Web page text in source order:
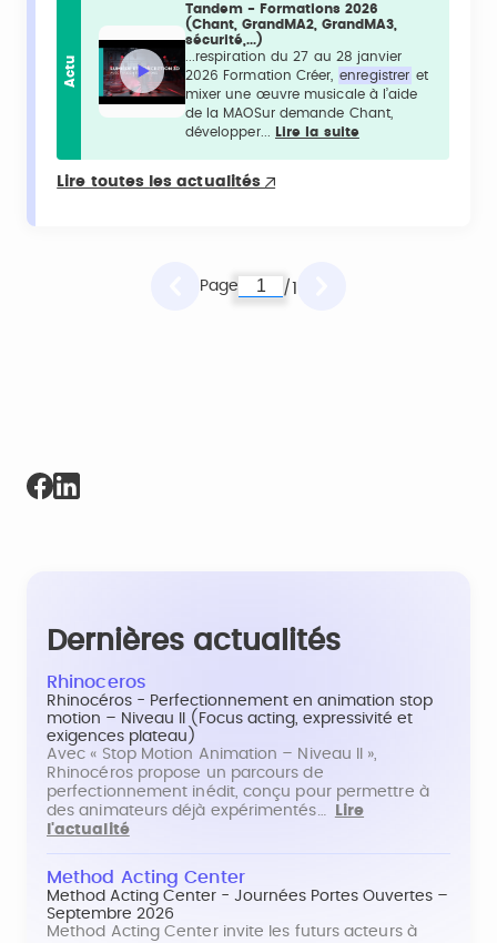
Actu
Tandem - Formations 2026
(Chant, GrandMA2, GrandMA3,
sécurité,...)
...respiration du 27 au 28 janvier
2026 Formation Créer,
enregistrer et
mixer une œuvre musicale à l’aide
de la MAOSur demande Chant,
développer...
Lire la suite
Lire toutes les actualités
Page / 1
Dernières actualités
Rhinoceros
Rhinocéros - Perfectionnement en animation stop
motion – Niveau II (Focus acting, expressivité et
exigences plateau)
Avec « Stop Motion Animation – Niveau II »,
Rhinocéros propose un parcours de
perfectionnement inédit, conçu pour permettre à
des animateurs déjà expérimentés…
Lire
l'actualité
Method Acting Center
Method Acting Center - Journées Portes Ouvertes –
Septembre 2026
Method Acting Center invite les futurs acteurs à